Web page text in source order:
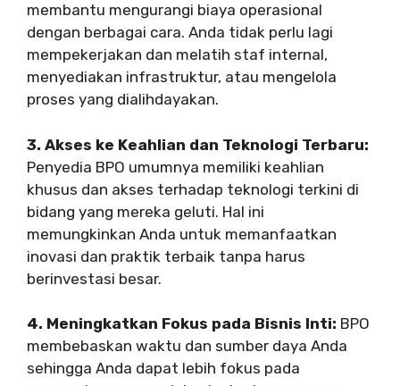
membantu mengurangi biaya operasional
dengan berbagai cara. Anda tidak perlu lagi
mempekerjakan dan melatih staf internal,
menyediakan infrastruktur, atau mengelola
proses yang dialihdayakan.
3. Akses ke Keahlian dan Teknologi Terbaru:
Penyedia BPO umumnya memiliki keahlian
khusus dan akses terhadap teknologi terkini di
bidang yang mereka geluti. Hal ini
memungkinkan Anda untuk memanfaatkan
inovasi dan praktik terbaik tanpa harus
berinvestasi besar.
4. Meningkatkan Fokus pada Bisnis Inti: BPO
membebaskan waktu dan sumber daya Anda
sehingga Anda dapat lebih fokus pada